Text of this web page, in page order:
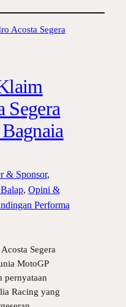
Segera
& Sponsor
, Opini &
Performa
Segera
MotoGP
pernyataan
Racing yang